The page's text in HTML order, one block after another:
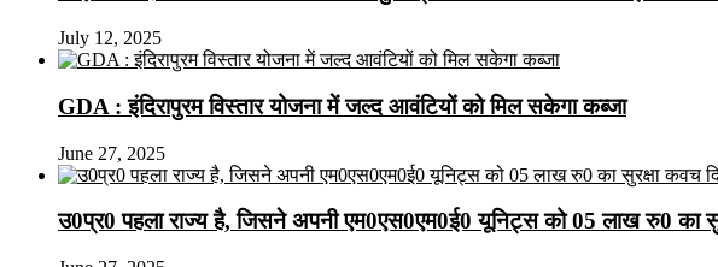
July 12, 2025
GDA : इंदिरापुरम विस्तार योजना में जल्द आवंटियों को मिल सकेगा कब्जा
June 27, 2025
उ0प्र0 पहला राज्य है, जिसने अपनी एम0एस0एम0ई0 यूनिट्स को 05 लाख रु0 का